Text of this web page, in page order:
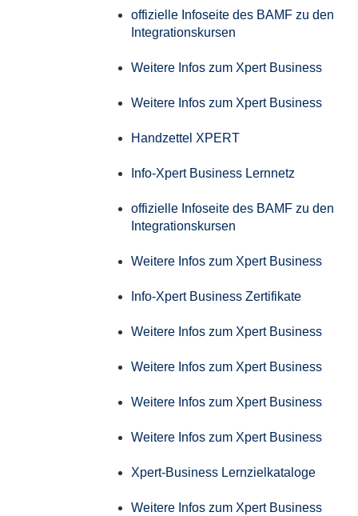
offizielle Infoseite des BAMF zu den
Integrationskursen
Weitere Infos zum Xpert Business
Weitere Infos zum Xpert Business
Handzettel XPERT
Info-Xpert Business Lernnetz
offizielle Infoseite des BAMF zu den
Integrationskursen
Weitere Infos zum Xpert Business
Info-Xpert Business Zertifikate
Weitere Infos zum Xpert Business
Weitere Infos zum Xpert Business
Weitere Infos zum Xpert Business
Weitere Infos zum Xpert Business
Xpert-Business Lernzielkataloge
Weitere Infos zum Xpert Business